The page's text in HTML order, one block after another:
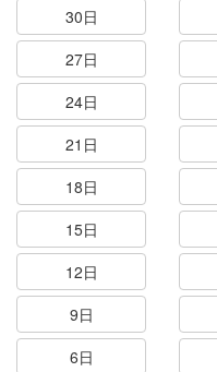
30日
27日
24日
21日
18日
15日
12日
9日
6日